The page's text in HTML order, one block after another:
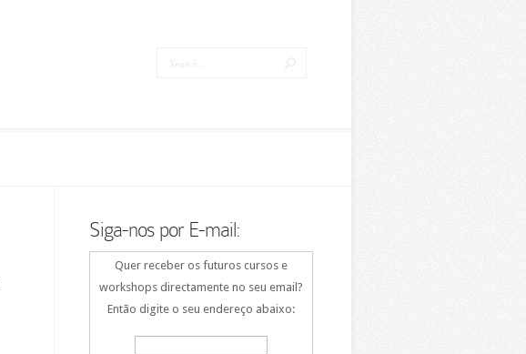
Siga-nos por E-mail:
Quer receber os futuros cursos e
workshops directamente no seu email?
Então digite o seu endereço abaixo: